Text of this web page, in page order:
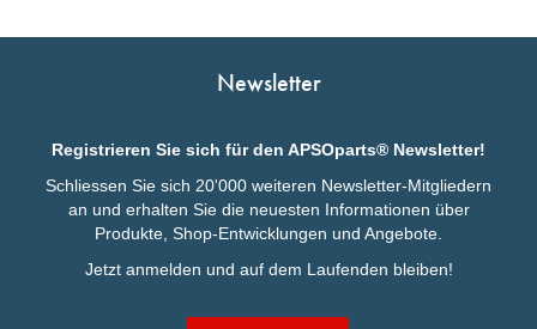
Newsletter
Registrieren Sie sich für den APSOparts® Newsletter!
Schliessen Sie sich 20'000 weiteren Newsletter-Mitgliedern
an und erhalten Sie die neuesten Informationen über
Produkte, Shop-Entwicklungen und Angebote.
Jetzt anmelden und auf dem Laufenden bleiben!